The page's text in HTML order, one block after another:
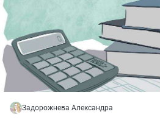
Задорожнева Александра